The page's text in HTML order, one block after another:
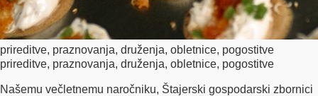
prireditve, praznovanja, druženja, obletnice, pogostitve
prireditve, praznovanja, druženja, obletnice, pogostitve
Našemu večletnemu naročniku, Štajerski gospodarski zbornici